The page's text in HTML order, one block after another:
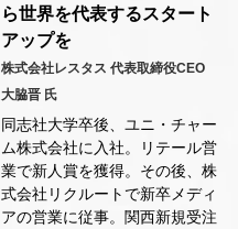
ら世界を代表するスタート
アップを
株式会社レスタス 代表取締役CEO
大脇晋 氏
同志社大学卒後、ユニ・チャー
ム株式会社に入社。リテール営
業で新人賞を獲得。その後、株
式会社リクルートで新卒メディ
アの営業に従事。関西新規受注